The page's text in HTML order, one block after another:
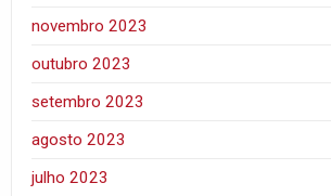
novembro 2023
outubro 2023
setembro 2023
agosto 2023
julho 2023